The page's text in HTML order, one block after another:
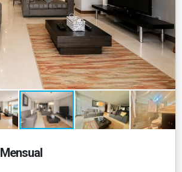
Mensual